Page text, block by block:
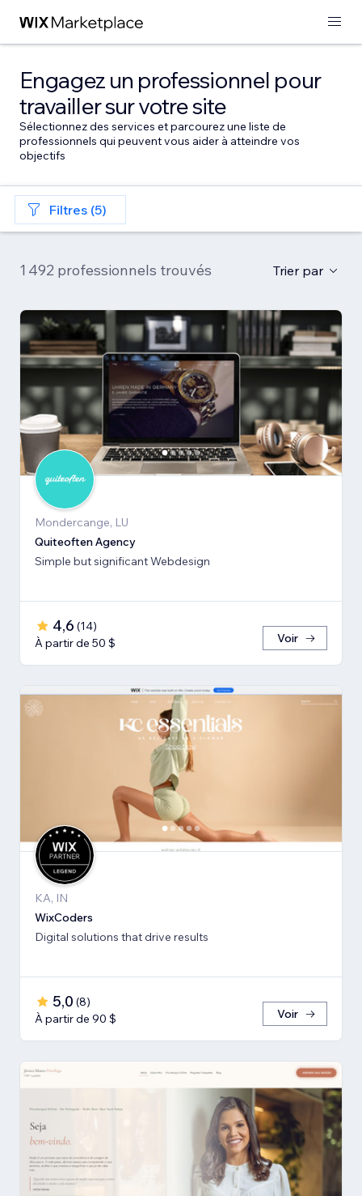
Engagez un professionnel pour
travailler sur votre site
Sélectionnez des services et parcourez une liste de
professionnels qui peuvent vous aider à atteindre vos
objectifs
Filtres (5)
1 492 professionnels trouvés Trier par
Mondercange, LU
Quiteoften Agency
Simple but significant Webdesign
4,6 (14)
À partir de 50 $
Voir
KA, IN
WixCoders
Digital solutions that drive results
5,0 (8)
À partir de 90 $
Voir